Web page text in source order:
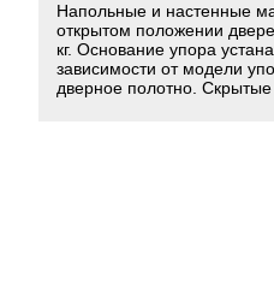
Напольные и настенные
открытом положении
кг. Основание упора
зависимости от модели
дверное полотно. Скрытые